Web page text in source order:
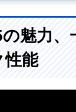
魅力、
性能